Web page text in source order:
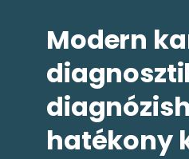
Modern
hatékony